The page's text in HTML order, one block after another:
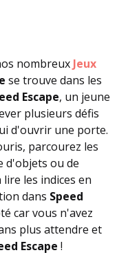
nombreux Jeux
se trouve dans les
Escape, un jeune
plusieurs défis
d'ouvrir une porte.
parcourez les
d'objets ou de
les indices en
dans Speed
car vous n'avez
plus attendre et
Escape !